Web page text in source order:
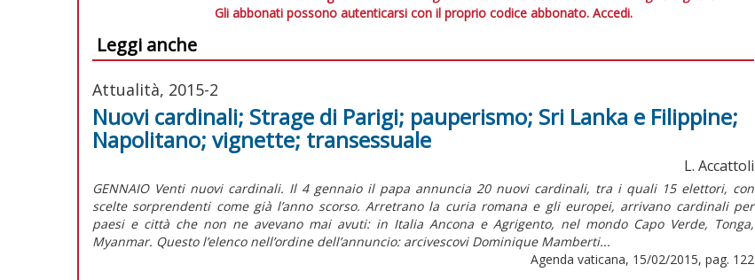
Gli abbonati possono autenticarsi con il proprio codice abbonato. Accedi.
Leggi anche
Attualità, 2015-2
Nuovi cardinali; Strage di Parigi; pauperismo; Sri Lanka e Filippine;
Napolitano; vignette; transessuale
L. Accattoli
GENNAIO Venti nuovi cardinali. Il 4 gennaio il papa annuncia 20 nuovi cardinali, tra i quali 15 elettori, con
scelte sorprendenti come già l’anno scorso. Arretrano la curia romana e gli europei, arrivano cardinali per
paesi e città che non ne avevano mai avuti: in Italia Ancona e Agrigento, nel mondo Capo Verde, Tonga,
Myanmar. Questo l’elenco nell’ordine dell’annuncio: arcivescovi Dominique Mamberti...
Agenda vaticana, 15/02/2015, pag. 122